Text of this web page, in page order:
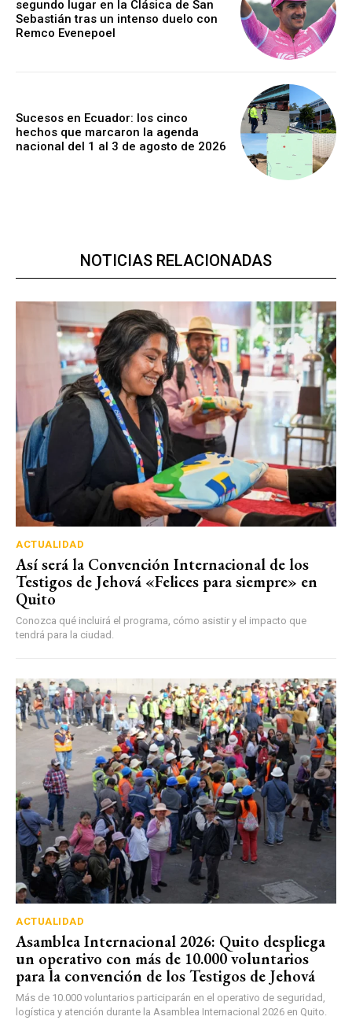
segundo lugar en la Clásica de San
Sebastián tras un intenso duelo con
Remco Evenepoel
Sucesos en Ecuador: los cinco
hechos que marcaron la agenda
nacional del 1 al 3 de agosto de 2026
NOTICIAS RELACIONADAS
ACTUALIDAD
Así será la Convención Internacional de los
Testigos de Jehová «Felices para siempre» en
Quito
Conozca qué incluirá el programa, cómo asistir y el impacto que
tendrá para la ciudad.
ACTUALIDAD
Asamblea Internacional 2026: Quito despliega
un operativo con más de 10.000 voluntarios
para la convención de los Testigos de Jehová
Más de 10.000 voluntarios participarán en el operativo de seguridad,
logística y atención durante la Asamblea Internacional 2026 en Quito.